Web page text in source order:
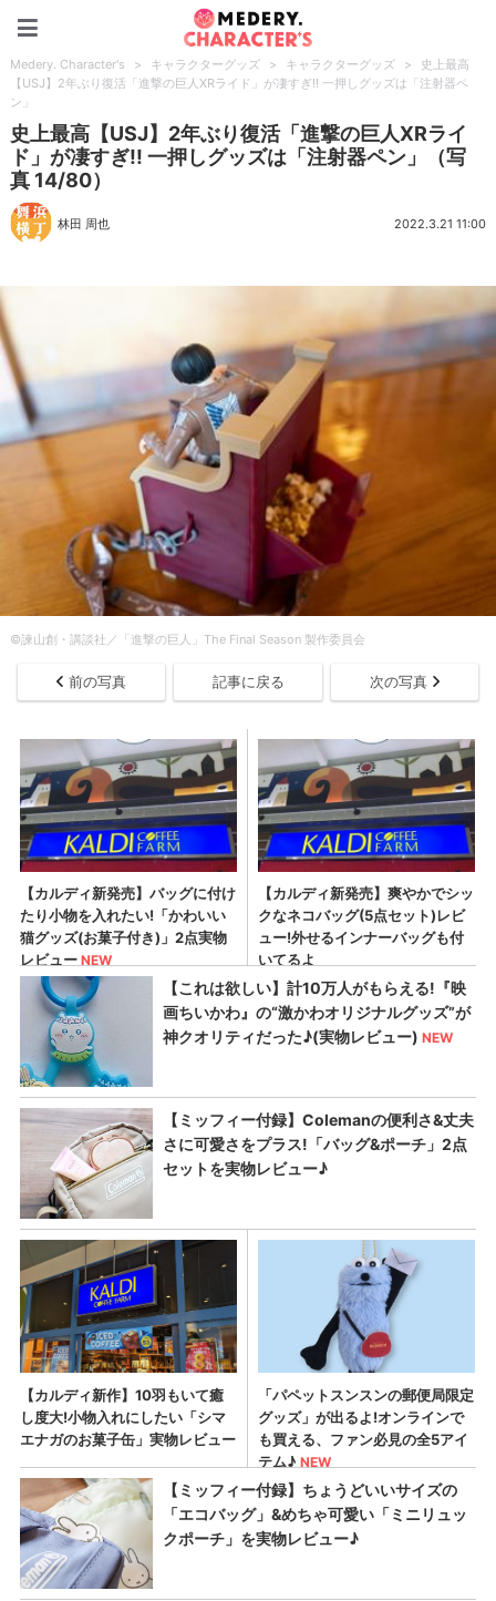
Medery. Character's > キャラクターグッズ > キャラクターグッズ >
史上最高
【USJ】2年ぶり復活「進撃の巨人XRライド」が凄すぎ!! 一押しグッズは「注射器ペ
ン」
史上最高【USJ】2年ぶり復活「進撃の巨人XRライ
ド」が凄すぎ!! 一押しグッズは「注射器ペン」（写
真 14/80）
林田 周也 2022.3.21 11:00
©諫山創・講談社／「進撃の巨人」The Final Season 製作委員会
前の写真 記事に戻る 次の写真